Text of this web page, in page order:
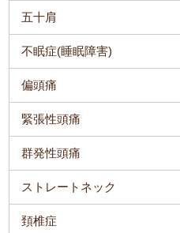
五十肩
不眠症(睡眠障害)
偏頭痛
緊張性頭痛
群発性頭痛
ストレートネック
頚椎症